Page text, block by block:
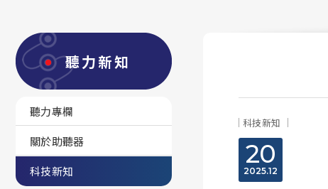
聽力新知
聽力專欄
關於助聽器
科技新知
科技新知
20
12
2025